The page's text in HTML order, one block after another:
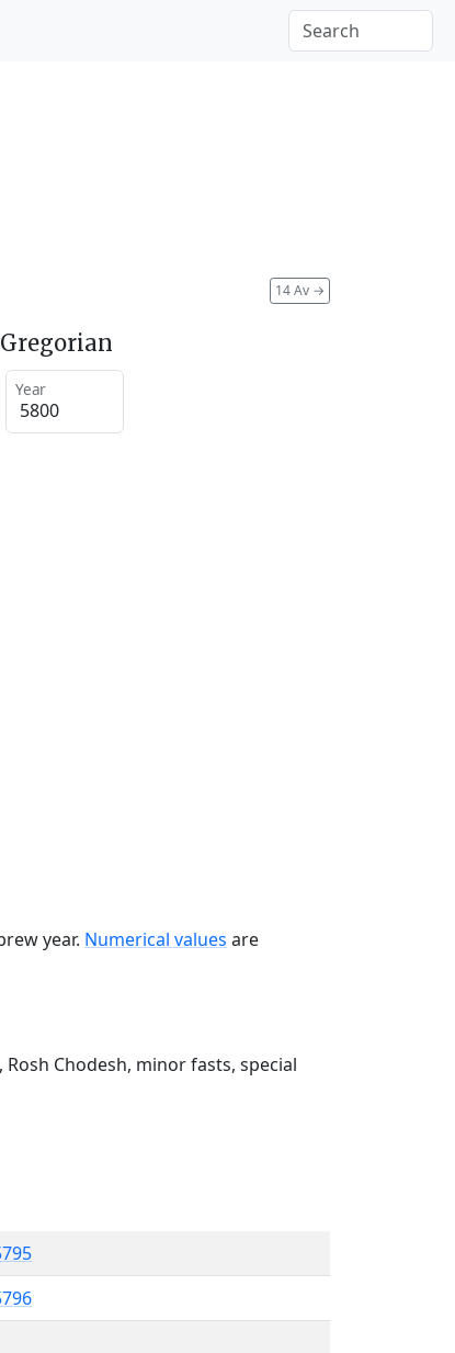
14 Av →
Year
year. Numerical values are
Chodesh, minor fasts, special